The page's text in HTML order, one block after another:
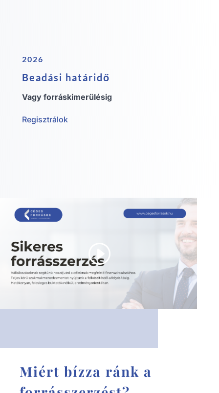
2026
Beadási határidő
Vagy forráskimerülésig
Regisztrálok
Miért bízza ránk a